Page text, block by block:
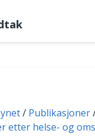
Publikasjoner
etter helse- og